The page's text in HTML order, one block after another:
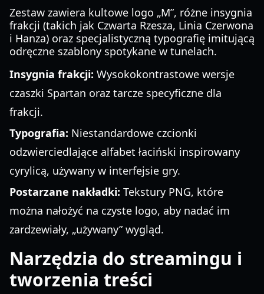
Zestaw zawiera kultowe logo „M”, różne insygnia
frakcji (takich jak Czwarta Rzesza, Linia Czerwona
i Hanza) oraz specjalistyczną typografię imitującą
odręczne szablony spotykane w tunelach.
Insygnia frakcji: Wysokokontrastowe wersje
czaszki Spartan oraz tarcze specyficzne dla
frakcji.
Typografia: Niestandardowe czcionki
odzwierciedlające alfabet łaciński inspirowany
cyrylicą, używany w interfejsie gry.
Postarzane nakładki: Tekstury PNG, które
można nałożyć na czyste logo, aby nadać im
zardzewiały, „używany” wygląd.
Narzędzia do streamingu i
tworzenia treści